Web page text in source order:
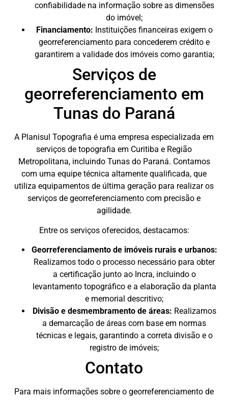
confiabilidade na informação sobre as dimensões
do imóvel;
Financiamento: Instituições financeiras exigem o
georreferenciamento para concederem crédito e
garantirem a validade dos imóveis como garantia;
Serviços de
georreferenciamento em
Tunas do Paraná
A Planisul Topografia é uma empresa especializada em
serviços de topografia em Curitiba e Região
Metropolitana, incluindo Tunas do Paraná. Contamos
com uma equipe técnica altamente qualificada, que
utiliza equipamentos de última geração para realizar os
serviços de georreferenciamento com precisão e
agilidade.
Entre os serviços oferecidos, destacamos:
Georreferenciamento de imóveis rurais e urbanos:
Realizamos todo o processo necessário para obter
a certificação junto ao Incra, incluindo o
levantamento topográfico e a elaboração da planta
e memorial descritivo;
Divisão e desmembramento de áreas: Realizamos
a demarcação de áreas com base em normas
técnicas e legais, garantindo a correta divisão e o
registro de imóveis;
Contato
Para mais informações sobre o georreferenciamento de